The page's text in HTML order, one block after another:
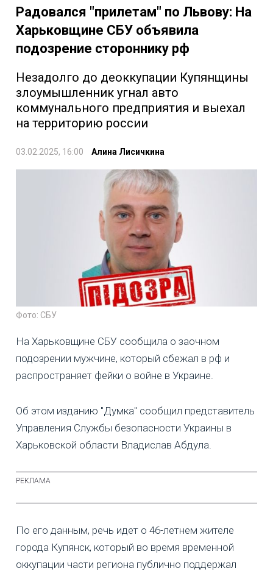
Радовался "прилетам" по Львову: На
Харьковщине СБУ объявила
подозрение стороннику рф
Незадолго до деоккупации Купянщины
злоумышленник угнал авто
коммунального предприятия и выехал
на территорию россии
03.02.2025, 16:00 Алина Лисичкина
Фото: СБУ
На Харьковщине СБУ сообщила о заочном
подозрении мужчине, который сбежал в рф и
распространяет фейки о войне в Украине.
Об этом изданию "Думка" сообщил представитель
Управления Службы безопасности Украины в
Харьковской области Владислав Абдула.
По его данным, речь идет о 46-летнем жителе
города Купянск, который во время временной
оккупации части региона публично поддержал